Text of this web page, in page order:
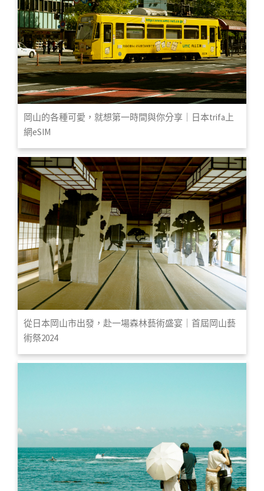
岡山的各種可愛，就想第一時間與你分享｜日本trifa上
網eSIM
從日本岡山市出發，赴一場森林藝術盛宴｜首屆岡山藝
術祭2024